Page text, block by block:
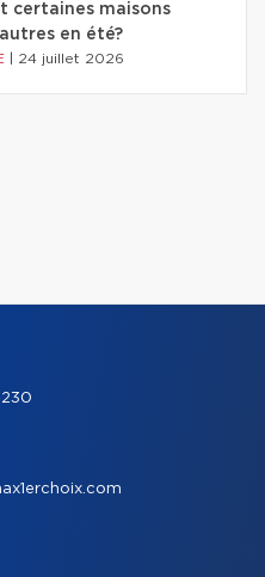
certaines maisons
en été?
24 juillet 2026